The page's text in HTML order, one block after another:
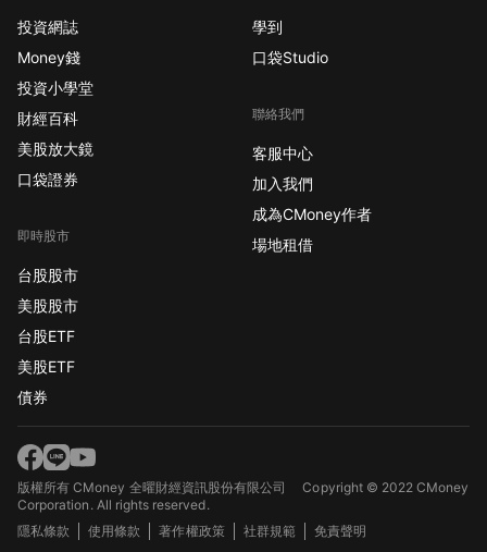
投資網誌
Money錢
投資小學堂
財經百科
美股放大鏡
口袋證券
即時股市
台股股市
美股股市
台股ETF
美股ETF
債券
學到
口袋Studio
聯絡我們
客服中心
加入我們
成為CMoney作者
場地租借
版權所有 CMoney 全曜財經資訊股份有限公司Copyright © 2022 CMoney
Corporation. All rights reserved.
隱私條款
使用條款 著作權政策 社群規範 免責聲明